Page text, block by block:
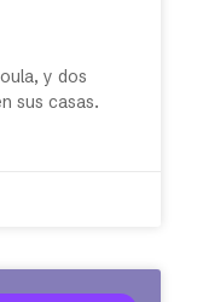
y dos
sus casas.